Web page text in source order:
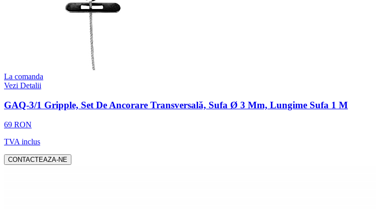
La comanda
Vezi Detalii
GAQ-3/1 Gripple, Set De Ancorare Transversală, Sufa Ø 3 Mm, Lungime Sufa 1 M
69 RON
TVA inclus
CONTACTEAZA-NE